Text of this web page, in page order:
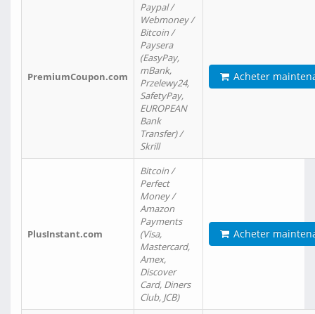
PremiumCoupon.com
Paypal /
Webmoney /
Bitcoin /
Paysera
(EasyPay,
mBank,
Przelewy24,
SafetyPay,
EUROPEAN
Bank
Transfer) /
Skrill
Acheter
PlusInstant.com
Bitcoin /
Perfect
Money /
Amazon
Payments
(Visa,
Mastercard,
Amex,
Discover
Card, Diners
Club, JCB)
Acheter